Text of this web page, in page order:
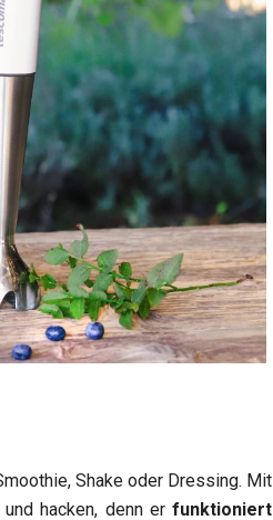
Shake oder Dressing. Mit
und hacken, denn erfunktioniert